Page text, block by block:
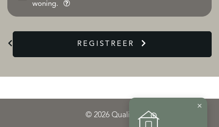
woning.
REGISTREER
© 2026 Qualis
×